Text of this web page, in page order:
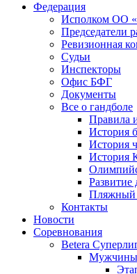
Федерация
Исполком ОО
Председатели
Ревизионная
Судьи
Инспекторы
Офис БФГ
Документы
Все о гандболе
Правила
История
История
История
Развитие
Пляжный
Контакты
Новости
Соревнования
Betera